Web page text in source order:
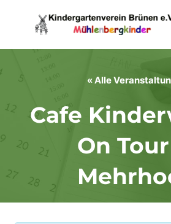
« Alle
Cafe
On